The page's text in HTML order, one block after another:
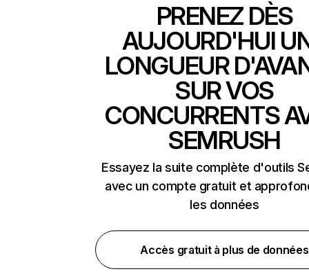
PRENEZ DÈS
AUJOURD'HUI
LONGUEUR
SUR VOS
CONCURRENTS
SEMRUSH
Essayez la suite complète d'outils
avec un compte gratuit et
les données
Accès gratuit à plus de données